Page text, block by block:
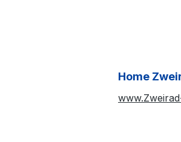
Home